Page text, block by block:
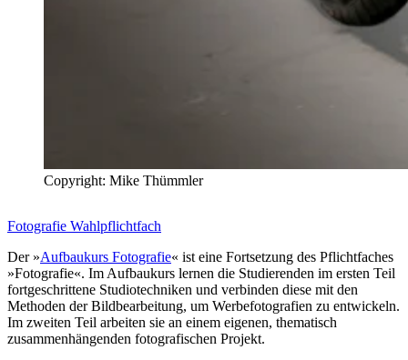
Copyright: Mike Thümmler
Fotografie Wahlpflichtfach
Der »Aufbaukurs Fotografie« ist eine Fortsetzung des Pflichtfaches
»Fotografie«. Im Aufbaukurs lernen die Studierenden im ersten Teil
fortgeschrittene Studiotechniken und verbinden diese mit den
Methoden der Bildbearbeitung, um Werbefotografien zu entwickeln.
Im zweiten Teil arbeiten sie an einem eigenen, thematisch
zusammenhängenden fotografischen Projekt.